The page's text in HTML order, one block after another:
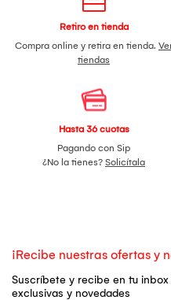
Retiro en tienda
Compra online y retira en tienda.
tiendas
Hasta 36 cuotas
Pagando con Sip
¿No la tienes? Solicítala
¡Recibe nuestras ofertas y
Suscríbete y recibe en tu
exclusivas y novedades